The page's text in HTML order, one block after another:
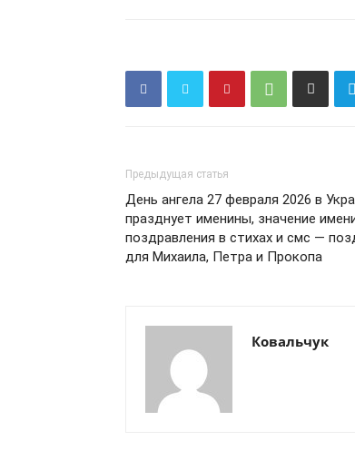
Предыдущая статья
День ангела 27 февраля 2026 в
празднует именины, значение
поздравления в стихах и смс —
для Михаила, Петра и Прокопа
Ковальчук